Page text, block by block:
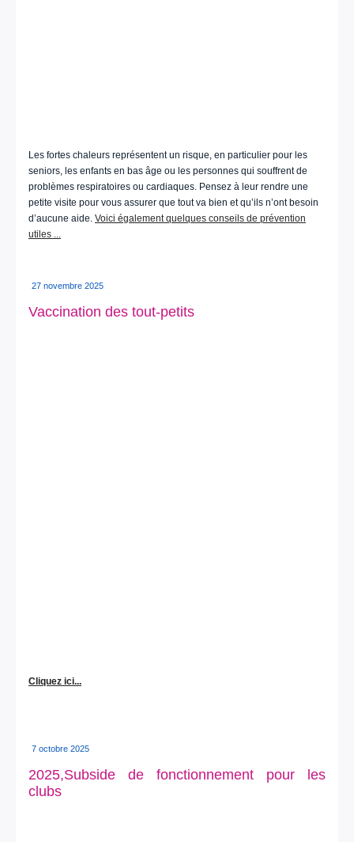
Les fortes chaleurs représentent un risque, en particulier pour les
seniors, les enfants en bas âge ou les personnes qui souffrent de
problèmes respiratoires ou cardiaques. Pensez à leur rendre une
petite visite pour vous assurer que tout va bien et qu’ils n’ont besoin
d’aucune aide. Voici également quelques conseils de prévention
utiles ...
27 novembre 2025
Vaccination des tout-petits
Cliquez ici...
7 octobre 2025
2025,Subside de fonctionnement pour les
clubs